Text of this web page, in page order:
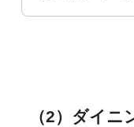
（2）ダイ